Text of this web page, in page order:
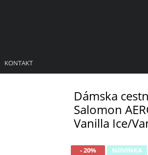
KONTAKT
Dámska
Salomon
Vanilla Ice/
- 20% NOVINKA